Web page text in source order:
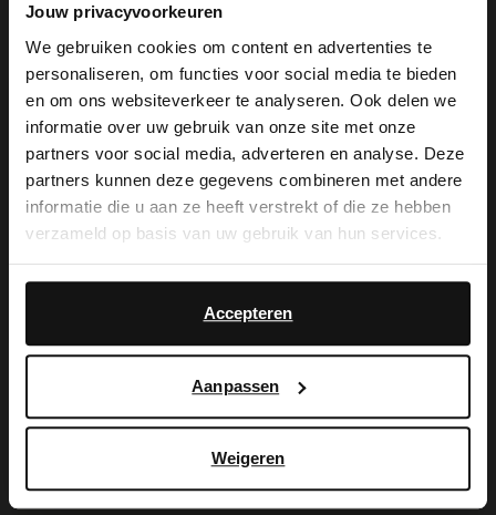
Jouw privacyvoorkeuren
We gebruiken cookies om content en advertenties te
personaliseren, om functies voor social media te bieden
en om ons websiteverkeer te analyseren. Ook delen we
informatie over uw gebruik van onze site met onze
partners voor social media, adverteren en analyse. Deze
partners kunnen deze gegevens combineren met andere
informatie die u aan ze heeft verstrekt of die ze hebben
verzameld op basis van uw gebruik van hun services.
Accepteren
Aanpassen
Weigeren
9.99 9.99
De My Manfield
voordelen wachten
op je.
×
View this website in English?
It looks like your language isn't Dutch. Would
you like to switch to English?
English